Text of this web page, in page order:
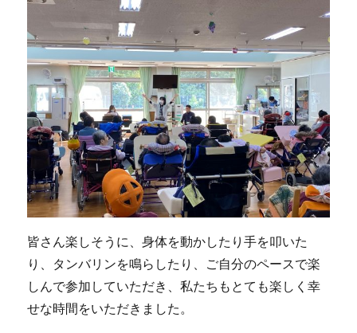
皆さん楽しそうに、身体を動かしたり手を叩いた
り、タンバリンを鳴らしたり、ご自分のペースで楽
しんで参加していただき、私たちもとても楽しく幸
せな時間をいただきました。